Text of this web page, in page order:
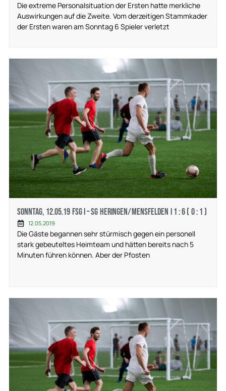
Die extreme Personalsituation der Ersten hatte merkliche
Auswirkungen auf die Zweite. Vom derzeitigen Stammkader
der Ersten waren am Sonntag 6 Spieler verletzt
Sonntag, 12.05.19 FSG I – SG Heringen/Mensfelden I 1 : 6 ( 0 : 1 )
12.05.2019
Die Gäste begannen sehr stürmisch gegen ein personell
stark gebeuteltes Heimteam und hätten bereits nach 5
Minuten führen können. Aber der Pfosten